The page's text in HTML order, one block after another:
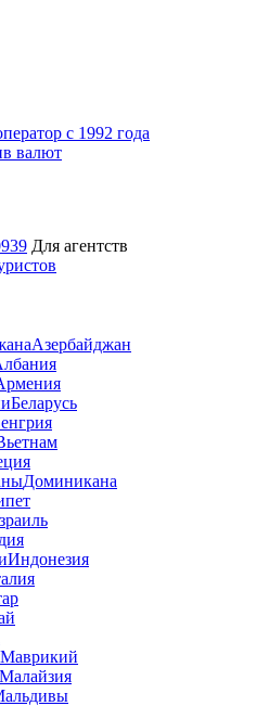
с 1992 года
валют
Для агентств
Азербайджан
Беларусь
Доминикана
Индонезия
Маврикий
Малайзия